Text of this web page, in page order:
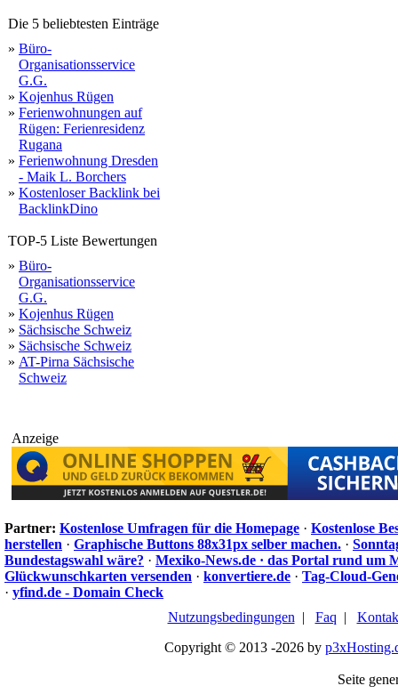
Die 5 beliebtesten Einträge
» Büro-
Organisationsservice
G.G.
» Kojenhus Rügen
» Ferienwohnungen auf
Rügen: Ferienresidenz
Rugana
» Ferienwohnung Dresden
- Maik L. Borchers
» Kostenloser Backlink bei
BacklinkDino
TOP-5 Liste Bewertungen
» Büro-
Organisationsservice
G.G.
» Kojenhus Rügen
» Sächsische Schweiz
» Sächsische Schweiz
» AT-Pirna Sächsische
Schweiz
Anzeige
Partner: Kostenlose Umfragen für die Homepage · Kostenlose
herstellen · Graphische Buttons 88x31px selber machen. ·
Bundestagswahl wäre? · Mexiko-News.de · das Portal rund um
Glückwunschkarten versenden · konvertiere.de · Tag-Cloud-
· yfind.de - Domain Check
Nutzungsbedingungen | Faq |
Copyright © 2013 -2026 by
Seite